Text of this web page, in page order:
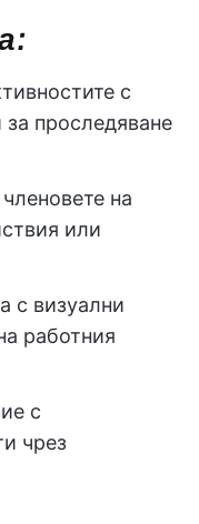
с
проследяване
на
или
с визуални
работния
с
чрез